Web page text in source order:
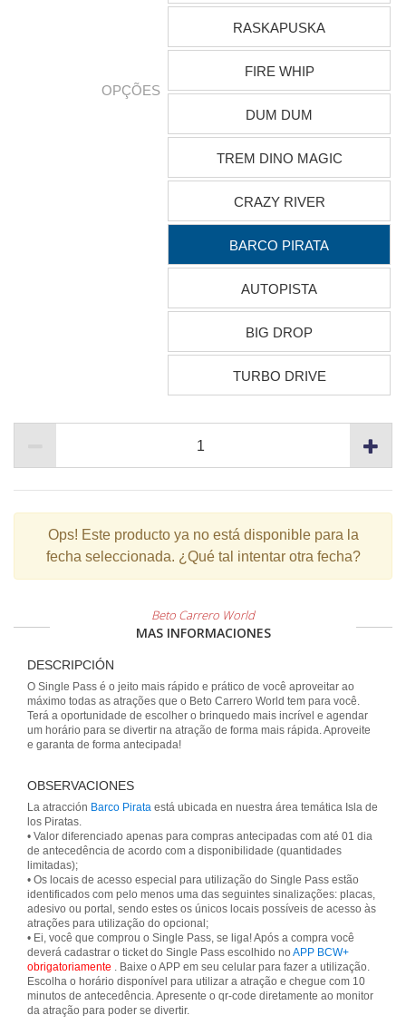
OPÇÕES
RASKAPUSKA
FIRE WHIP
DUM DUM
TREM DINO MAGIC
CRAZY RIVER
BARCO PIRATA
AUTOPISTA
BIG DROP
TURBO DRIVE
Ops! Este producto ya no está disponible para la
fecha seleccionada. ¿Qué tal intentar otra fecha?
Beto Carrero World
MAS INFORMACIONES
DESCRIPCIÓN
O Single Pass é o jeito mais rápido e prático de você aproveitar ao
máximo todas as atrações que o Beto Carrero World tem para você.
Terá a oportunidade de escolher o brinquedo mais incrível e agendar
um horário para se divertir na atração de forma mais rápida. Aproveite
e garanta de forma antecipada!
OBSERVACIONES
La atracción Barco Pirata está ubicada en nuestra área temática Isla de
los Piratas.
• Valor diferenciado apenas para compras antecipadas com até 01 dia
de antecedência de acordo com a disponibilidade (quantidades
limitadas);
• Os locais de acesso especial para utilização do Single Pass estão
identificados com pelo menos uma das seguintes sinalizações: placas,
adesivo ou portal, sendo estes os únicos locais possíveis de acesso às
atrações para utilização do opcional;
• Ei, você que comprou o Single Pass, se liga! Após a compra você
deverá cadastrar o ticket do Single Pass escolhido no APP BCW+
obrigatoriamente . Baixe o APP em seu celular para fazer a utilização.
Escolha o horário disponível para utilizar a atração e chegue com 10
minutos de antecedência. Apresente o qr-code diretamente ao monitor
da atração para poder se divertir.